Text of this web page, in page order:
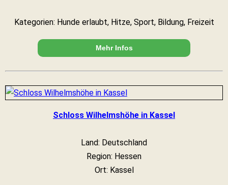
Kategorien: Hunde erlaubt, Hitze, Sport, Bildung, Freizeit
Mehr Infos
Schloss Wilhelmshöhe in Kassel
Land: Deutschland
Region: Hessen
Ort: Kassel